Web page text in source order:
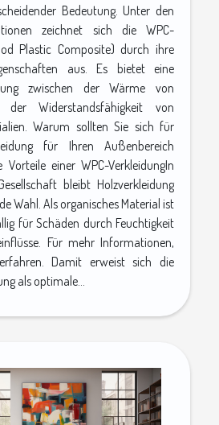
Bedeutung. Unter den
zeichnet sich die WPC-
Plastic Composite) durch ihre
aus. Es bietet eine
zwischen der Wärme von
Widerstandsfähigkeit von
Warum sollten Sie sich für
für Ihren Außenbereich
Vorteile einer WPC-VerkleidungIn
bleibt Holzverkleidung
Wahl. Als organisches Material ist
für Schäden durch Feuchtigkeit
Für mehr Informationen,
Damit erweist sich die
als optimale...